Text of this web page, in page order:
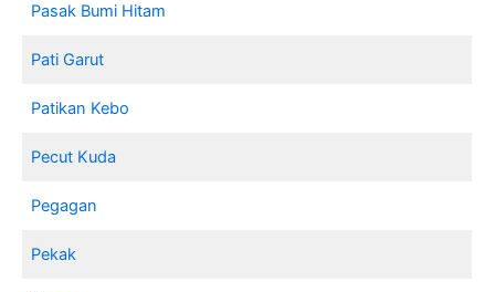
Pasak Bumi Hitam
Pati Garut
Patikan Kebo
Pecut Kuda
Pegagan
Pekak